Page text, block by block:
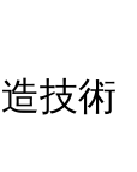
技術